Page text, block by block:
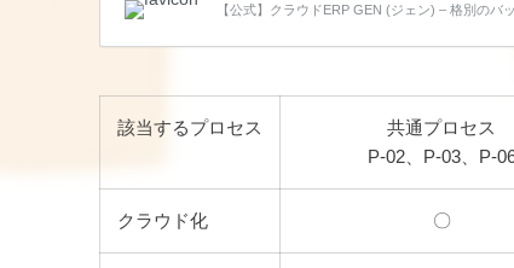
【公式】クラウドERP GEN (ジェン) – 格別のバ
該当するプロセス
共通プロセス
P-02、P-03、P-
クラウド化 〇